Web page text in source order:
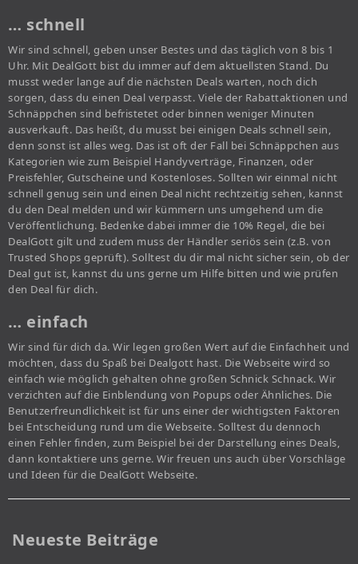
… schnell
Wir sind schnell, geben unser Bestes und das täglich von 8 bis 1
Uhr. Mit DealGott bist du immer auf dem aktuellsten Stand. Du
musst weder lange auf die nächsten Deals warten, noch dich
sorgen, dass du einen Deal verpasst. Viele der Rabattaktionen und
Schnäppchen sind befristetet oder binnen weniger Minuten
ausverkauft. Das heißt, du musst bei einigen Deals schnell sein,
denn sonst ist alles weg. Das ist oft der Fall bei Schnäppchen aus
Kategorien wie zum Beispiel Handyverträge, Finanzen, oder
Preisfehler, Gutscheine und Kostenloses. Sollten wir einmal nicht
schnell genug sein und einen Deal nicht rechtzeitig sehen, kannst
du den Deal melden und wir kümmern uns umgehend um die
Veröffentlichung. Bedenke dabei immer die 10% Regel, die bei
DealGott gilt und zudem muss der Händler seriös sein (z.B. von
Trusted Shops geprüft). Solltest du dir mal nicht sicher sein, ob der
Deal gut ist, kannst du uns gerne um Hilfe bitten und wie prüfen
den Deal für dich.
… einfach
Wir sind für dich da. Wir legen großen Wert auf die Einfachheit und
möchten, dass du Spaß bei Dealgott hast. Die Webseite wird so
einfach wie möglich gehalten ohne großen Schnick Schnack. Wir
verzichten auf die Einblendung von Popups oder Ähnliches. Die
Benutzerfreundlichkeit ist für uns einer der wichtigsten Faktoren
bei Entscheidung rund um die Webseite. Solltest du dennoch
einen Fehler finden, zum Beispiel bei der Darstellung eines Deals,
dann kontaktiere uns gerne. Wir freuen uns auch über Vorschläge
und Ideen für die DealGott Webseite.
Neueste Beiträge